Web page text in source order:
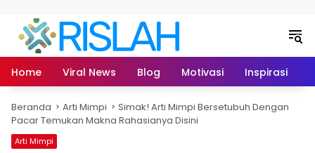
Home Viral News Blog Motivasi Inspirasi
Beranda Arti Mimpi
Simak! Arti Mimpi Bersetubuh Dengan
Pacar Temukan Makna Rahasianya Disini
Arti Mimpi